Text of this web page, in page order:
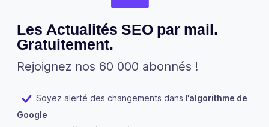
Les Actualités SEO par mail.
Gratuitement.
Rejoignez nos 60 000 abonnés !
Soyez alerté des changements dans l'algorithme de
Google